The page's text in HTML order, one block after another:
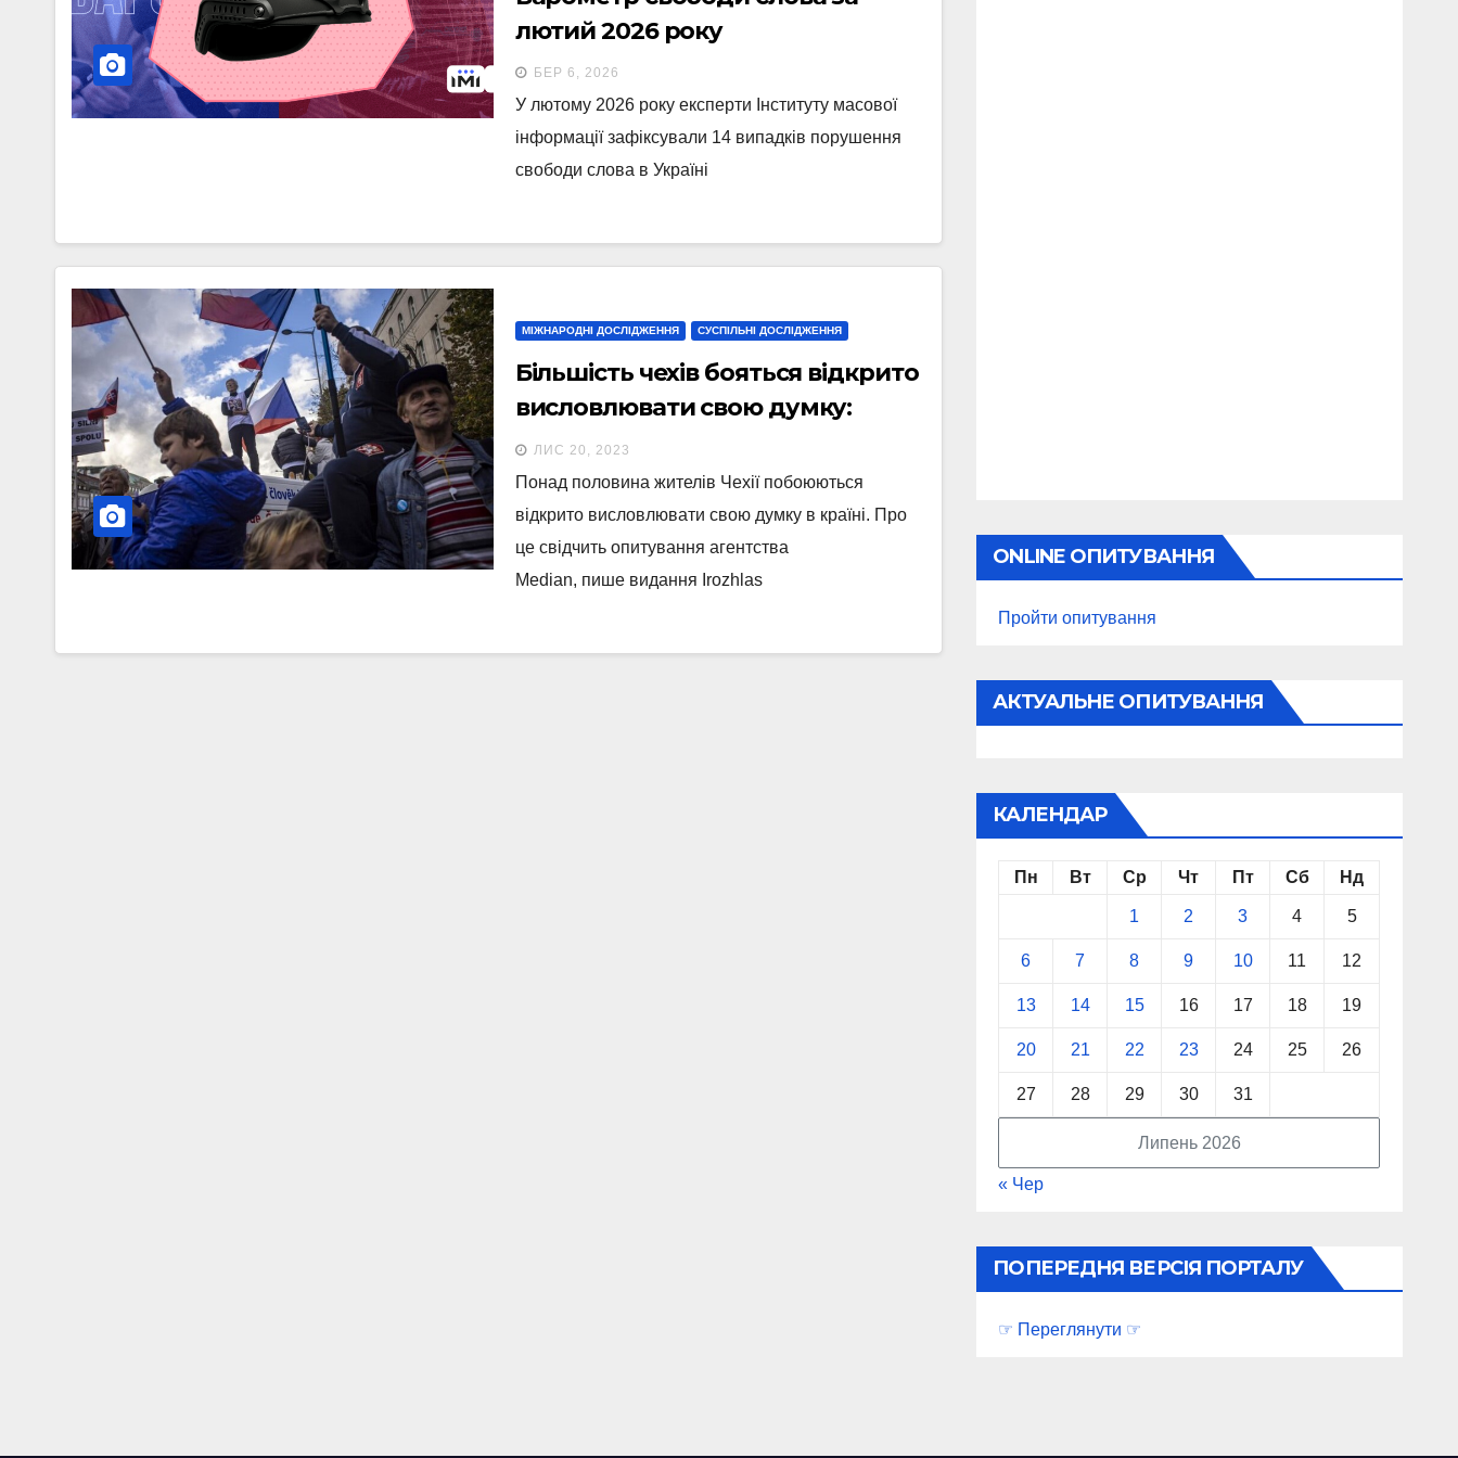
лютий 2026 року
БЕР 6, 2026
У лютому 2026 року експерти Інституту масової
інформації зафіксували 14 випадків порушення
свободи слова в Україні
МІЖНАРОДНІ ДОСЛІДЖЕННЯ СУСПІЛЬНІ ДОСЛІДЖЕННЯ
Більшість чехів бояться відкрито
висловлювати свою думку:
результати опитування
ЛИС 20, 2023
Понад половина жителів Чехії побоюються
відкрито висловлювати свою думку в країні. Про
це свідчить опитування агентства
Median, пише видання Irozhlas
ONLINE ОПИТУВАННЯ
Пройти опитування
АКТУАЛЬНЕ ОПИТУВАННЯ
КАЛЕНДАР
Липень 2026
Пн Вт Ср Чт Пт Сб Нд
1 2 3 4 5
6 7 8 9 10 11 12
13 14 15 16 17 18 19
20 21 22 23 24 25 26
27 28 29 30 31
« Чер
ПОПЕРЕДНЯ ВЕРСІЯ ПОРТАЛУ
☞ Переглянути ☞